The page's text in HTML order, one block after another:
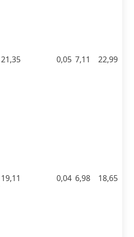
21,35 0,05 7,11 22,99
19,11 0,04 6,98 18,65